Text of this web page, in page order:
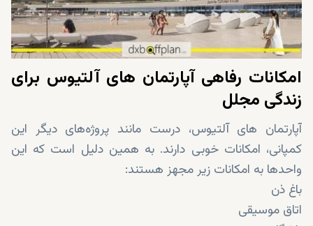
امکانات رفاهی آپارتمان های آلتیوس برای
زندگی مجلل
آپارتمان های آلتیوس، درست مانند پروژه‌های دیگر این
کمپانی، امکانات خوبی دارند. به همین دلیل است که این
واحدها به امکانات زیر مجهز هستند:
باغ ذن
اتاق موسیقی